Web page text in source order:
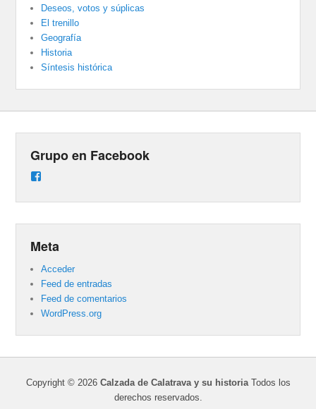
Deseos, votos y súplicas
El trenillo
Geografía
Historia
Síntesis histórica
Grupo en Facebook
Meta
Acceder
Feed de entradas
Feed de comentarios
WordPress.org
Copyright © 2026 Calzada de Calatrava y su historiaTodos los
derechos reservados.